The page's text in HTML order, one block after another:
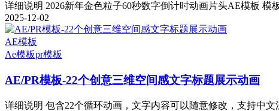
详细说明 2026新年金色粒子60秒数字倒计时动画片头AE模板 模
2025-12-02
AE模板
Ae模板pr模板
AE/PR模板-22个创意三维空间感文字标题展示动画
详细说明 包含22个循环动画，文字内容可以随意修改，支持中文